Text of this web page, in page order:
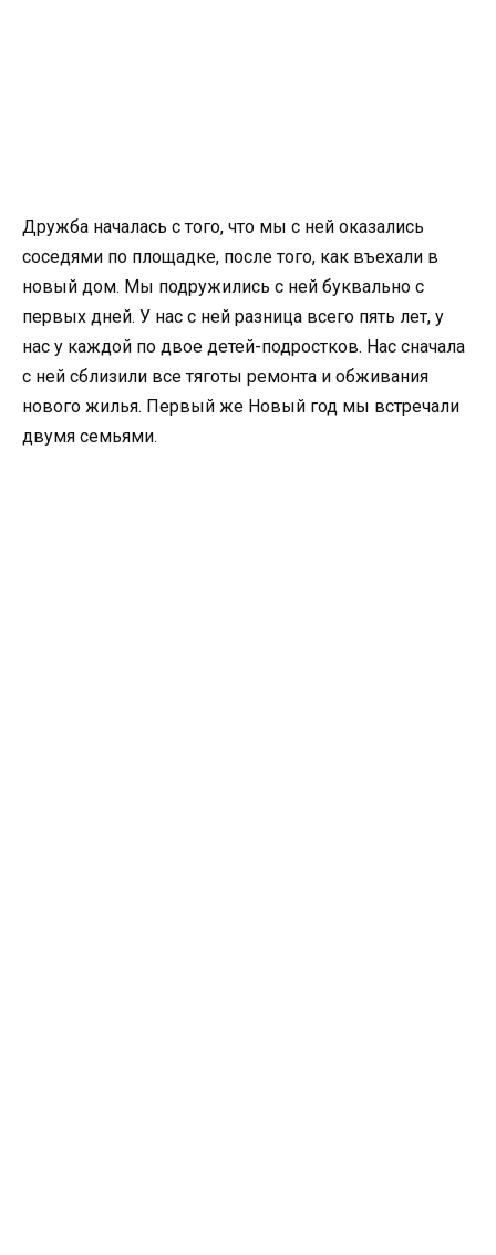
Дружба началась с того, что мы с ней оказались
соседями по площадке, после того, как въехали в
новый дом. Мы подружились с ней буквально с
первых дней. У нас с ней разница всего пять лет, у
нас у каждой по двое детей-подростков. Нас сначала
с ней сблизили все тяготы ремонта и обживания
нового жилья. Первый же Новый год мы встречали
двумя семьями.